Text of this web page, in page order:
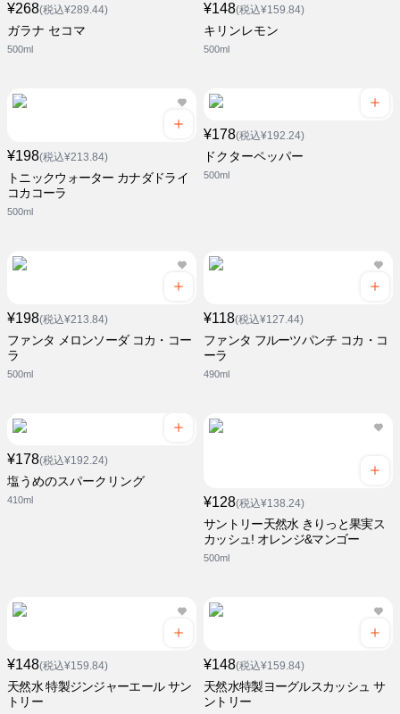
¥268(税込¥289.44)
ガラナ セコマ
500ml
¥148(税込¥159.84)
キリンレモン
500ml
¥198(税込¥213.84)
トニックウォーター カナダドライ
コカコーラ
500ml
¥178(税込¥192.24)
ドクターペッパー
500ml
¥198(税込¥213.84)
ファンタ メロンソーダ コカ・コー
ラ
500ml
¥118(税込¥127.44)
ファンタ フルーツパンチ コカ・コ
ーラ
490ml
¥178(税込¥192.24)
塩うめのスパークリング
410ml ¥128(税込¥138.24)
サントリー天然水 きりっと果実ス
カッシュ! オレンジ&マンゴー
500ml
¥148(税込¥159.84)
天然水 特製ジンジャーエール サン
トリー
¥148(税込¥159.84)
天然水特製ヨーグルスカッシュ サ
ントリー